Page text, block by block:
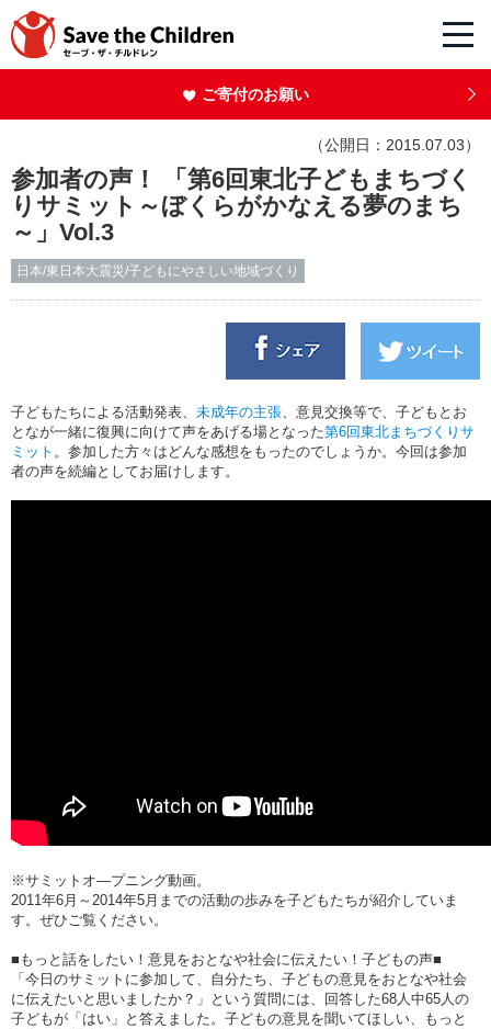
ご寄付のお願い
（公開日：2015.07.03）
参加者の声！ 「第6回東北子どもまちづく
りサミット～ぼくらがかなえる夢のまち
～」Vol.3
日本/東日本大震災/子どもにやさしい地域づくり
子どもたちによる活動発表、 未成年の主張、意見交換等で、子どもとお
となが一緒に復興に向けて声をあげる場となった第6回東北まちづくりサ
ミット 。参加した方々はどんな感想をもったのでしょうか。今回は参加
者の声を続編としてお届けします。
※サミットオ―プニング動画。
2011年6月～ 2014年5月までの活動の歩みを子どもたちが紹介していま
す。ぜひご覧ください。
■もっと話をしたい！意見をおとなや社会に伝えたい！子どもの声■
「今日のサミットに参加して、自分たち、子どもの意見をおとなや社会
に伝えたいと思いましたか？」という質問には、回答した68人中65人の
子どもが「はい」と答えました。子どもの意見を聞いてほしい、もっと